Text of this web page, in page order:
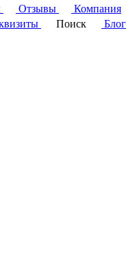
Отзывы
Компания
Поиск
Блог